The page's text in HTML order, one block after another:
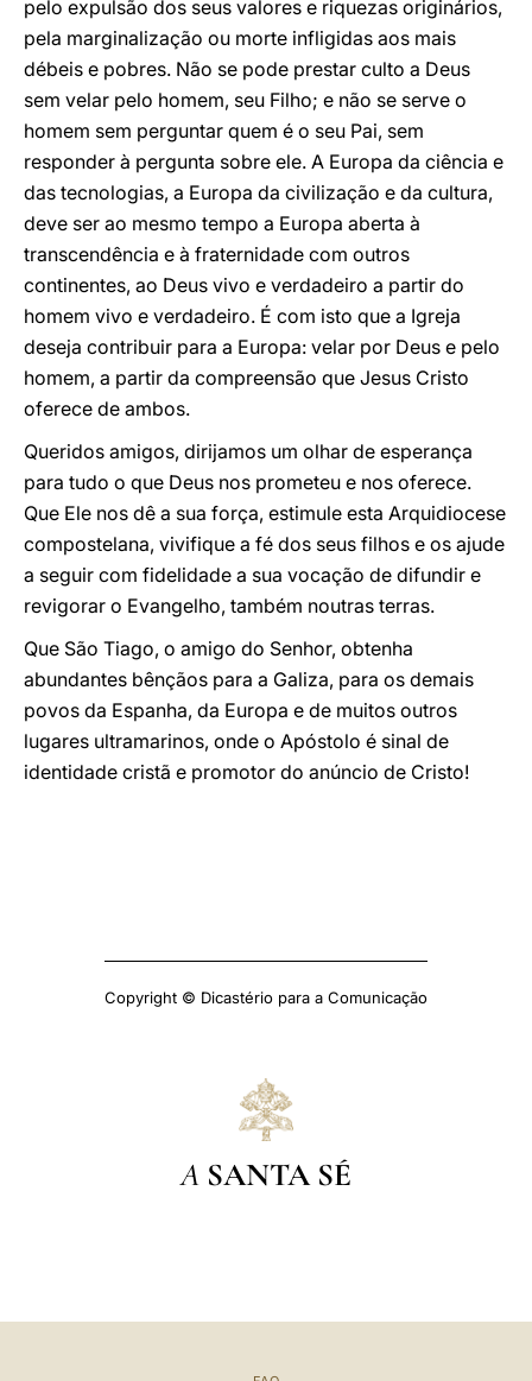
pelo expulsão dos seus valores e riquezas originários,
pela marginalização ou morte infligidas aos mais
débeis e pobres. Não se pode prestar culto a Deus
sem velar pelo homem, seu Filho; e não se serve o
homem sem perguntar quem é o seu Pai, sem
responder à pergunta sobre ele. A Europa da ciência e
das tecnologias, a Europa da civilização e da cultura,
deve ser ao mesmo tempo a Europa aberta à
transcendência e à fraternidade com outros
continentes, ao Deus vivo e verdadeiro a partir do
homem vivo e verdadeiro. É com isto que a Igreja
deseja contribuir para a Europa: velar por Deus e pelo
homem, a partir da compreensão que Jesus Cristo
oferece de ambos.
Queridos amigos, dirijamos um olhar de esperança
para tudo o que Deus nos prometeu e nos oferece.
Que Ele nos dê a sua força, estimule esta Arquidiocese
compostelana, vivifique a fé dos seus filhos e os ajude
a seguir com fidelidade a sua vocação de difundir e
revigorar o Evangelho, também noutras terras.
Que São Tiago, o amigo do Senhor, obtenha
abundantes bênçãos para a Galiza, para os demais
povos da Espanha, da Europa e de muitos outros
lugares ultramarinos, onde o Apóstolo é sinal de
identidade cristã e promotor do anúncio de Cristo!
Copyright © Dicastério para a Comunicação
A SANTA SÉ